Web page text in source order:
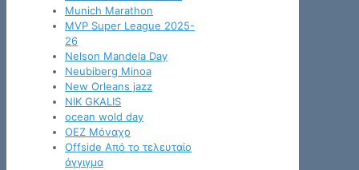
Munich Marathon
MVP Super League 2025-
26
Nelson Mandela Day
Neubiberg Minoa
New Orleans jazz
NIK GKALIS
ocean wold day
OEZ Μόναχο
Offside Από το τελευταίο
άγγιγμα